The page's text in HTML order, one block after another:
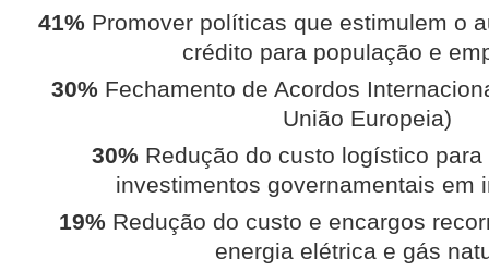
41% Promover políticas que estimulem o
crédito para população e
30% Fechamento de Acordos
União Europeia)
30% Redução do custo logístico
investimentos governamentais em
19% Redução do custo e encargos
energia elétrica e gás